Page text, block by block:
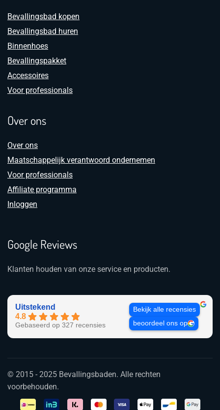
Bevallingsbad kopen
Bevallingsbad huren
Binnenhoes
Bevallingspakket
Accessoires
Voor professionals
Over ons
Over ons
Maatschappelijk verantwoord ondernemen
Voor professionals
Affiliate programma
Inloggen
Google Reviews
Klanten houden van onze service en producten.
Uitstekend
4.8
Gebaseerd op 327 recensies
Bekijk alle recensies
beoordeel ons op
© 2015 - 2025 Bevallingsbaden. Alle rechten
voorbehouden.